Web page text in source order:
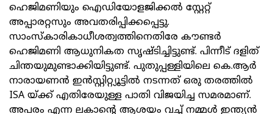
ഹെജിമണിയും ഐഡിയോളജിക്കല്‍ സ്റ്റേറ്റ്
അപ്പാരറ്റസും അവതരിപ്പിക്കപ്പെട്ടു.
സാംസ്‌കാരികാധീശത്വത്തിനെതിരേ കൗണ്ടര്‍
ഹെജിമണി ആധുനികത സൃഷ്ടിച്ചിട്ടുണ്ട്. പിന്നീട് ദളിത്
ചിന്തയുമുണ്ടാക്കിയിട്ടുണ്ട്. പുതുപ്പള്ളിയിലെ കെ.ആര്‍
നാരായണന്‍ ഇന്‍സ്റ്റിറ്റ്യൂട്ടില്‍ നടന്നത് ഒരു തരത്തില്‍
ISA യ്ക്ക് എതിരേയുള്ള പാതി വിജയിച്ച സമരമാണ്.
അപരം എന്ന ലകാന്റെ ആശയം വച്ച് നമ്മള്‍ ഇന്ത്യന്‍